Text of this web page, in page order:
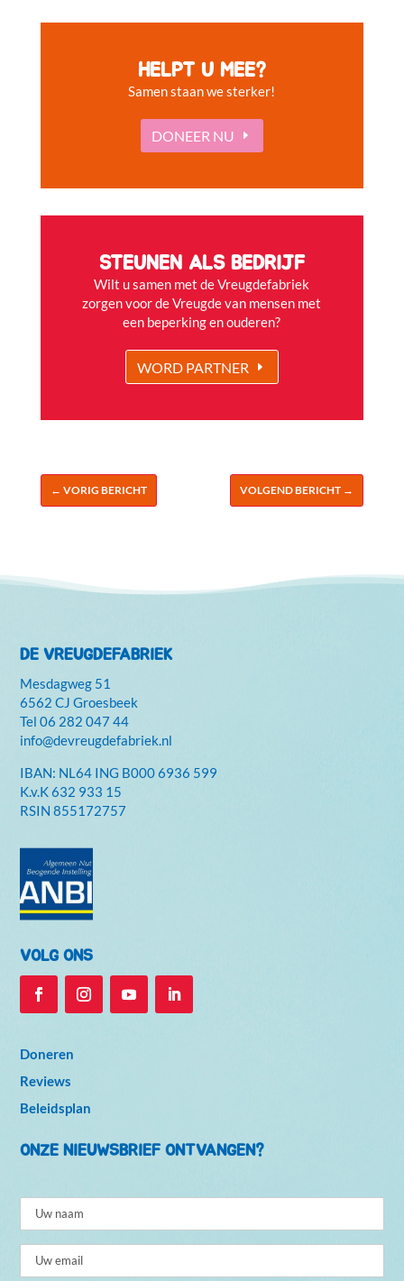
HELPT U MEE?
Samen staan we sterker!
DONEER NU
STEUNEN ALS BEDRIJF
Wilt u samen met de Vreugdefabriek
zorgen voor de Vreugde van mensen met
een beperking en ouderen?
WORD PARTNER
← VORIG BERICHT VOLGEND BERICHT →
DE VREUGDEFABRIEK
Mesdagweg 51
6562 CJ Groesbeek
Tel06 282 047 44
info@devreugdefabriek.nl
IBAN: NL64 ING B000 6936 599
K.v.K632 933 15
RSIN 855172757
VOLG ONS
Doneren
Reviews
Beleidsplan
ONZE NIEUWSBRIEF ONTVANGEN?